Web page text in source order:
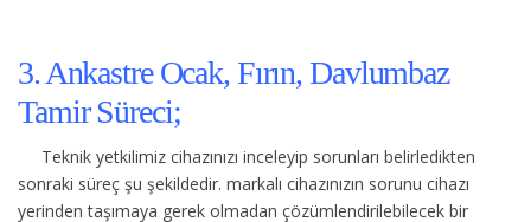
3. Ankastre Ocak, Fırın, Davlumbaz
Tamir Süreci;
Teknik yetkilimiz cihazınızı inceleyip sorunları belirledikten
sonraki süreç şu şekildedir. markalı cihazınızın sorunu cihazı
yerinden taşımaya gerek olmadan çözümlendirilebilecek bir